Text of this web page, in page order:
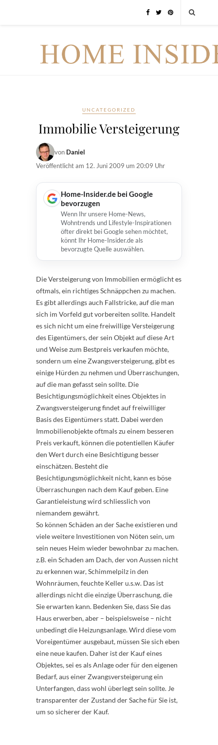
UNCATEGORIZED
Immobilie Versteigerung
von Daniel
Veröffentlicht am 12. Juni 2009 um 20:09 Uhr
Home-Insider.de bei Google
bevorzugen
Wenn Ihr unsere Home-News,
Wohntrends und Lifestyle-Inspirationen
öfter direkt bei Google sehen möchtet,
könnt Ihr Home-Insider.de als
bevorzugte Quelle auswählen.
Die Versteigerung von Immobilien ermöglicht es
oftmals, ein richtiges Schnäppchen zu machen.
Es gibt allerdings auch Fallstricke, auf die man
sich im Vorfeld gut vorbereiten sollte. Handelt
es sich nicht um eine freiwillige Versteigerung
des Eigentümers, der sein Objekt auf diese Art
und Weise zum Bestpreis verkaufen möchte,
sondern um eine Zwangsversteigerung, gibt es
einige Hürden zu nehmen und Überraschungen,
auf die man gefasst sein sollte. Die
Besichtigungsmöglichkeit eines Objektes in
Zwangsversteigerung findet auf freiwilliger
Basis des Eigentümers statt. Dabei werden
Immobilienobjekte oftmals zu einem besseren
Preis verkauft, können die potentiellen Käufer
den Wert durch eine Besichtigung besser
einschätzen. Besteht die
Besichtigungsmöglichkeit nicht, kann es böse
Überraschungen nach dem Kauf geben. Eine
Garantieleistung wird schliesslich von
niemandem gewährt.
So können Schäden an der Sache existieren und
viele weitere Investitionen von Nöten sein, um
sein neues Heim wieder bewohnbar zu machen.
z.B. ein Schaden am Dach, der von Aussen nicht
zu erkennen war, Schimmelpilz in den
Wohnräumen, feuchte Keller u.s.w. Das ist
allerdings nicht die einzige Überraschung, die
Sie erwarten kann. Bedenken Sie, dass Sie das
Haus erwerben, aber – beispielsweise – nicht
unbedingt die Heizungsanlage. Wird diese vom
Voreigentümer ausgebaut, müssen Sie sich eben
eine neue kaufen. Daher ist der Kauf eines
Objektes, sei es als Anlage oder für den eigenen
Bedarf, aus einer Zwangsversteigerung ein
Unterfangen, dass wohl überlegt sein sollte. Je
transparenter der Zustand der Sache für Sie ist,
um so sicherer der Kauf.